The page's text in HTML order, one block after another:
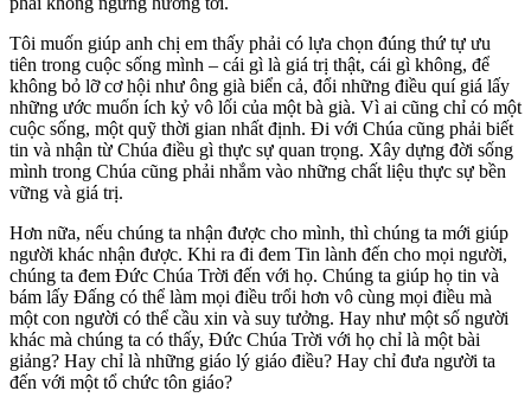
Tôi muốn giúp anh chị em thấy phải có lựa chọn đúng thứ tự ưu
tiên trong cuộc sống mình – cái gì là giá trị thật, cái gì không, để
không bỏ lỡ cơ hội như ông già biển cả, đổi những điều quí giá lấy
những ước muốn ích kỷ vô lối của một bà già. Vì ai cũng chỉ có một
cuộc sống, một quỹ thời gian nhất định. Đi với Chúa cũng phải biết
tin và nhận từ Chúa điều gì thực sự quan trọng. Xây dựng đời sống
mình trong Chúa cũng phải nhắm vào những chất liệu thực sự bền
vững và giá trị.
Hơn nữa, nếu chúng ta nhận được cho mình, thì chúng ta mới giúp
người khác nhận được. Khi ra đi đem Tin lành đến cho mọi người,
chúng ta đem Đức Chúa Trời đến với họ. Chúng ta giúp họ tin và
bám lấy Đấng có thể làm mọi điều trổi hơn vô cùng mọi điều mà
một con người có thể cầu xin và suy tưởng. Hay như một số người
khác mà chúng ta có thấy, Đức Chúa Trời với họ chỉ là một bài
giảng? Hay chỉ là những giáo lý giáo điều? Hay chỉ đưa người ta
đến với một tổ chức tôn giáo?